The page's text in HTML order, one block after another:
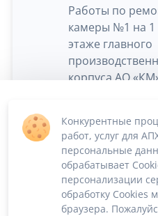
Работы по
камеры №1 на 1
этаже главного
корпуса АО «КМ»
Владимирская,
Заказчик: АО
«Кировский
мясокомбинат»
Конкурентные
работ, услуг для
персональные
обрабатывает
персонализации
обработку Cookies
браузера.